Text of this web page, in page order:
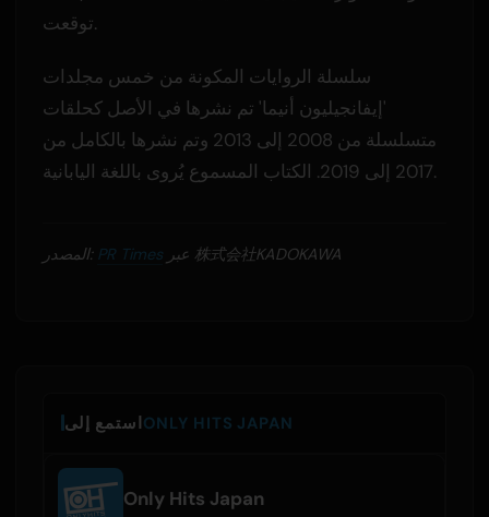
توقعت.
سلسلة الروايات المكونة من خمس مجلدات
'إيفانجيليون أنيما' تم نشرها في الأصل كحلقات
متسلسلة من 2008 إلى 2013 وتم نشرها بالكامل من
2017 إلى 2019. الكتاب المسموع يُروى باللغة اليابانية.
المصدر: PR Times عبر 株式会社KADOKAWA
استمع إلىONLY HITS JAPAN
Only Hits Japan